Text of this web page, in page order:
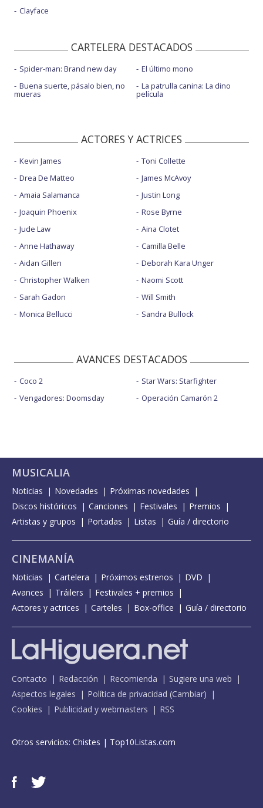
Clayface
CARTELERA DESTACADOS
Spider-man: Brand new day
Buena suerte, pásalo bien, no
mueras
El último mono
La patrulla canina: La dino
película
ACTORES Y ACTRICES
Kevin James
Drea De Matteo
Amaia Salamanca
Joaquin Phoenix
Jude Law
Anne Hathaway
Aidan Gillen
Christopher Walken
Sarah Gadon
Monica Bellucci
Toni Collette
James McAvoy
Justin Long
Rose Byrne
Aina Clotet
Camilla Belle
Deborah Kara Unger
Naomi Scott
Will Smith
Sandra Bullock
AVANCES DESTACADOS
Coco 2
Vengadores: Doomsday
Star Wars: Starfighter
Operación Camarón 2
MUSICALIA
Noticias Novedades
Próximas novedades
Discos históricos
Canciones Festivales
Premios
Artistas y grupos
Portadas Listas Guía / directorio
CINEMANÍA
Noticias Cartelera Próximos estrenos
DVD
Avances
Tráilers
Festivales + premios
Actores y actrices
Carteles Box-office Guía / directorio
Contacto Redacción Recomienda
Sugiere una web
Aspectos legales
Política de privacidad (Cambiar)
Cookies
Publicidad y webmasters RSS
Otros servicios: Chistes | Top10Listas.com